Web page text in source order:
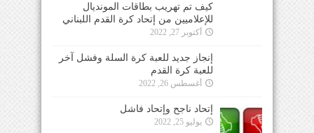
كيف تم تهريب بطاقات المونديال
للإعلاميين من إتحاد كرة القدم اللبناني
أكتوبر 27, 2022
إنجاز جديد للعبة كرة السلة وفشل آخر
للعبة كرة القدم
أغسطس 26, 2022
إتحاد ناجح وإتحاد فاشل
يوليو 25, 2022